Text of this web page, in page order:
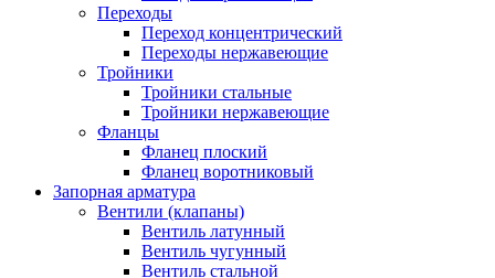
Переходы
Переход концентрический
Переходы нержавеющие
Тройники
Тройники стальные
Тройники нержавеющие
Фланцы
Фланец плоский
Фланец воротниковый
Запорная арматура
Вентили (клапаны)
Вентиль латунный
Вентиль чугунный
Вентиль стальной